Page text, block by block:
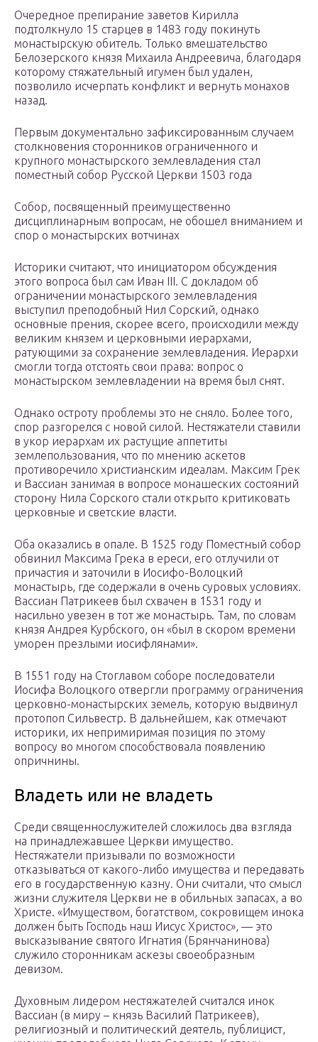
Очередное препирание заветов Кирилла
подтолкнуло 15 старцев в 1483 году покинуть
монастырскую обитель. Только вмешательство
Белозерского князя Михаила Андреевича, благодаря
которому стяжательный игумен был удален,
позволило исчерпать конфликт и вернуть монахов
назад.
Первым документально зафиксированным случаем
столкновения сторонников ограниченного и
крупного монастырского землевладения стал
поместный собор Русской Церкви 1503 года
Собор, посвященный преимущественно
дисциплинарным вопросам, не обошел вниманием и
спор о монастырских вотчинах
Историки считают, что инициатором обсуждения
этого вопроса был сам Иван III. С докладом об
ограничении монастырского землевладения
выступил преподобный Нил Сорский, однако
основные прения, скорее всего, происходили между
великим князем и церковными иерархами,
ратующими за сохранение землевладения. Иерархи
смогли тогда отстоять свои права: вопрос о
монастырском землевладении на время был снят.
Однако остроту проблемы это не сняло. Более того,
спор разгорелся с новой силой. Нестяжатели ставили
в укор иерархам их растущие аппетиты
землепользования, что по мнению аскетов
противоречило христианским идеалам. Максим Грек
и Вассиан занимая в вопросе монашеских состояний
сторону Нила Сорского стали открыто критиковать
церковные и светские власти.
Оба оказались в опале. В 1525 году Поместный собор
обвинил Максима Грека в ереси, его отлучили от
причастия и заточили в Иосифо-Волоцкий
монастырь, где содержали в очень суровых условиях.
Вассиан Патрикеев был схвачен в 1531 году и
насильно увезен в тот же монастырь. Там, по словам
князя Андрея Курбского, он «был в скором времени
уморен презлыми иосифлянами».
В 1551 году на Стоглавом соборе последователи
Иосифа Волоцкого отвергли программу ограничения
церковно-монастырских земель, которую выдвинул
протопоп Сильвестр. В дальнейшем, как отмечают
историки, их непримиримая позиция по этому
вопросу во многом способствовала появлению
опричнины.
Владеть или не владеть
Среди священнослужителей сложилось два взгляда
на принадлежавшее Церкви имущество.
Нестяжатели призывали по возможности
отказываться от какого-либо имущества и передавать
его в государственную казну. Они считали, что смысл
жизни служителя Церкви не в обильных запасах, а во
Христе. «Имуществом, богатством, сокровищем инока
должен быть Господь наш Иисус Христос», — это
высказывание святого Игнатия (Брянчанинова)
служило сторонникам аскезы своеобразным
девизом.
Духовным лидером нестяжателей считался инок
Вассиан (в миру – князь Василий Патрикеев),
религиозный и политический деятель, публицист,